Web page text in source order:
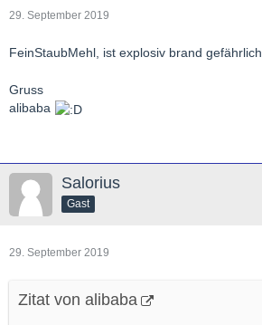
29. September 2019
FeinStaubMehl, ist explosiv brand gefährlich
Gruss
alibaba
Salorius
Gast
29. September 2019
Zitat von alibaba